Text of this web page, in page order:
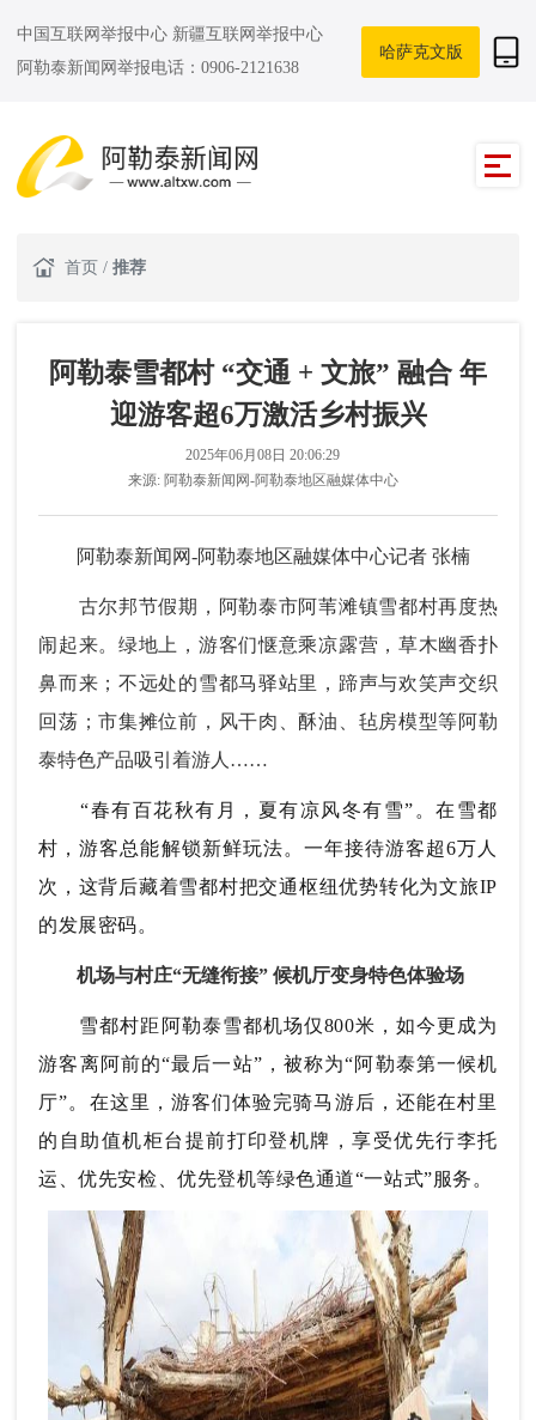
中国互联网举报中心 新疆互联网举报中心
阿勒泰新闻网举报电话：0906-2121638
哈萨克文版
首页 / 推荐
阿勒泰雪都村 “交通 + 文旅” 融合 年
迎游客超6万激活乡村振兴
2025年06月08日 20:06:29
来源: 阿勒泰新闻网-阿勒泰地区融媒体中心
阿勒泰新闻网-阿勒泰地区融媒体中心记者 张楠
古尔邦节假期，阿勒泰市阿苇滩镇雪都村再度热
闹起来。绿地上，游客们惬意乘凉露营，草木幽香扑
鼻而来；不远处的雪都马驿站里，蹄声与欢笑声交织
回荡；市集摊位前，风干肉、酥油、毡房模型等阿勒
泰特色产品吸引着游人……
“春有百花秋有月，夏有凉风冬有雪”。在雪都
村，游客总能解锁新鲜玩法。一年接待游客超6万人
次，这背后藏着雪都村把交通枢纽优势转化为文旅IP
的发展密码。
机场与村庄“无缝衔接”候机厅变身特色体验场
雪都村距阿勒泰雪都机场仅800米，如今更成为
游客离阿前的“最后一站”，被称为“阿勒泰第一候机
厅”。在这里，游客们体验完骑马游后，还能在村里
的自助值机柜台提前打印登机牌，享受优先行李托
运、优先安检、优先登机等绿色通道“一站式”服务。